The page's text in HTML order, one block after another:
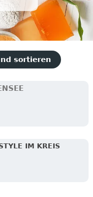
sortieren
IM KREIS